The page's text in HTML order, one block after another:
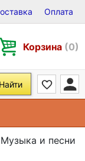
CD и DVDОплата
Корзина (0)
Музыка и песни